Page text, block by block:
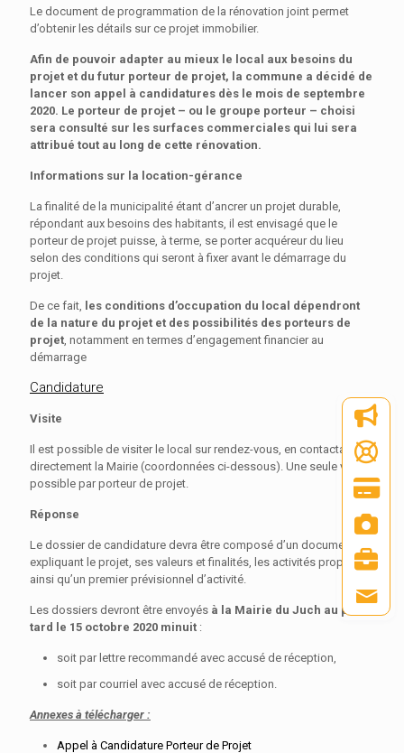
Le document de programmation de la rénovation joint permet
d’obtenir les détails sur ce projet immobilier.
Afin de pouvoir adapter au mieux le local aux besoins du
projet et du futur porteur de projet, la commune a décidé de
lancer son appel à candidatures dès le mois de septembre
2020. Le porteur de projet – ou le groupe porteur – choisi
sera consulté sur les surfaces commerciales qui lui sera
attribué tout au long de cette rénovation.
Informations sur la location-gérance
La finalité de la municipalité étant d’ancrer un projet durable,
répondant aux besoins des habitants, il est envisagé que le
porteur de projet puisse, à terme, se porter acquéreur du lieu
selon des conditions qui seront à fixer avant le démarrage du
projet.
De ce fait, les conditions d’occupation du local dépendront
de la nature du projet et des possibilités des porteurs de
projet , notamment en termes d’engagement financier au
démarrage
Candidature
Visite
Il est possible de visiter le local sur rendez-vous, en contactant
directement la Mairie (coordonnées ci-dessous). Une seule visite
possible par porteur de projet.
Réponse
Le dossier de candidature devra être composé d’un document
expliquant le projet, ses valeurs et finalités, les activités proposés,
ainsi qu’un premier prévisionnel d’activité.
Les dossiers devront être envoyés à la Mairie du Juch au plus
tard le 15 octobre 2020 minuit :
soit par lettre recommandé avec accusé de réception,
soit par courriel avec accusé de réception.
Annexes à télécharger :
Appel à Candidature Porteur de Projet